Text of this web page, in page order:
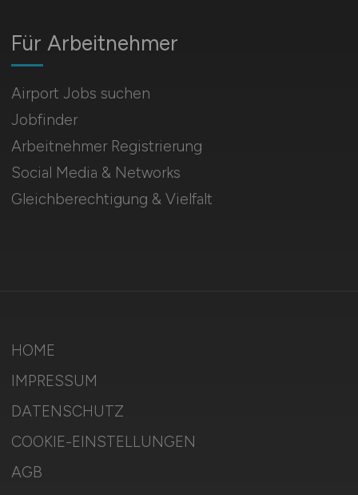
Für Arbeitnehmer
Airport Jobs suchen
Jobfinder
Arbeitnehmer Registrierung
Social Media & Networks
Gleichberechtigung & Vielfalt
HOME
IMPRESSUM
DATENSCHUTZ
COOKIE-EINSTELLUNGEN
AGB